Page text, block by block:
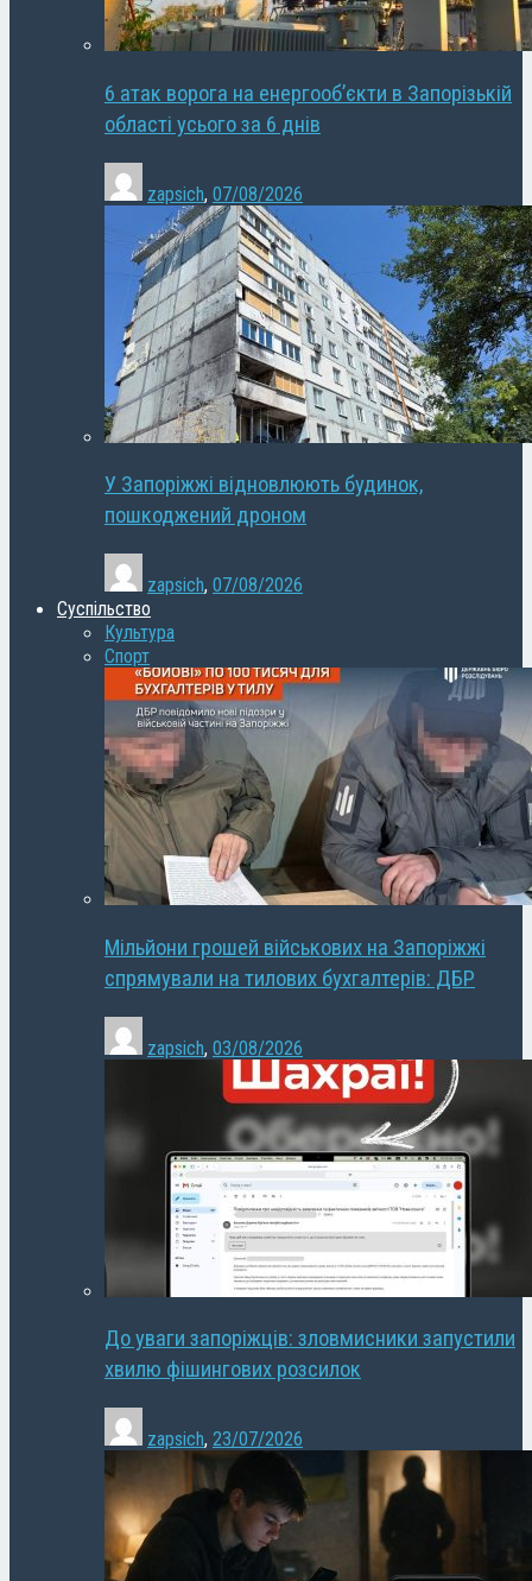
6 атак ворога на енергооб’єкти в Запорізькій
області усього за 6 днів
zapsich, 07/08/2026
У Запоріжжі відновлюють будинок,
пошкоджений дроном
zapsich, 07/08/2026
Суспільство
Культура
Спорт
Мільйони грошей військових на Запоріжжі
спрямували на тилових бухгалтерів: ДБР
zapsich, 03/08/2026
До уваги запоріжців: зловмисники запустили
хвилю фішингових розсилок
zapsich, 23/07/2026